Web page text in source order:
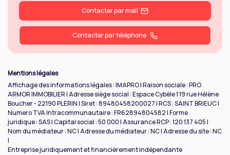
Contacter par mail
Contacter par téléphone
Mentions légales
Affichage des informations légales : IMAPRO | Raison sociale : PRO
ARMOR IMMOBILIER | Adresse siège social : Espace Cybèle 1 19 rue Hélène
Boucher - 22190 PLERIN | Siret : 89480458200027 | RCS : SAINT BRIEUC |
Numero TVA Intracommunautaire : FR62894804582 | Forme
juridique : SAS | Capital social : 50 000 | Assurance RCP : 120 137 405 |
Nom du médiateur : NC | Adresse du médiateur : NC | Adresse du site : NC
|
Entreprise juridiquement et financièrement indépendante